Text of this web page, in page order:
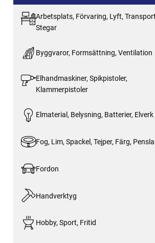
Arbetsplats, Förvaring, Lyft,
Stegar
Byggvaror, Formsättning, Ventilation
Elhandmaskiner, Spikpistoler,
Klammerpistoler
Elmaterial, Belysning, Batterier, Elverk
Fog, Lim, Spackel, Tejper, Färg,
Fordon
Handverktyg
Hobby, Sport, Fritid